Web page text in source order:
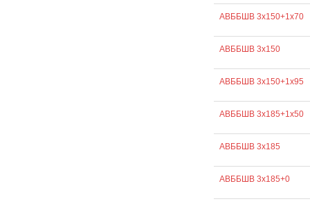
АВББШВ 3х150+1х70
АВББШВ 3х150
АВББШВ 3х150+1х95
АВББШВ 3х185+1х50
АВББШВ 3х185
АВББШВ 3х185+0